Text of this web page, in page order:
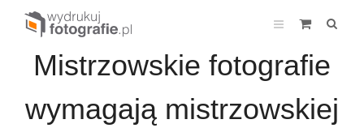
Mistrzowskie fotografie
wymagają mistrzowskiej